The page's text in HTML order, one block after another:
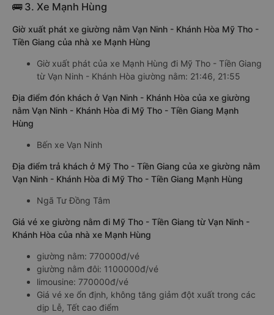
🚌 3. Xe Mạnh Hùng
Giờ xuất phát xe giường nằm Vạn Ninh - Khánh Hòa Mỹ Tho -
Tiền Giang của nhà xe Mạnh Hùng
Giờ xuất phát của xe Mạnh Hùng đi Mỹ Tho - Tiền Giang
từ Vạn Ninh - Khánh Hòa giường nằm: 21:46, 21:55
Địa điểm đón khách ở Vạn Ninh - Khánh Hòa của xe giường
nằm Vạn Ninh - Khánh Hòa đi Mỹ Tho - Tiền Giang Mạnh
Hùng
Bến xe Vạn Ninh
Địa điểm trả khách ở Mỹ Tho - Tiền Giang của xe giường nằm
Vạn Ninh - Khánh Hòa đi Mỹ Tho - Tiền Giang Mạnh Hùng
Ngã Tư Đồng Tâm
Giá vé xe giường nằm đi Mỹ Tho - Tiền Giang từ Vạn Ninh -
Khánh Hòa của nhà xe Mạnh Hùng
giường nằm: 770000đ/vé
giường nằm đôi: 1100000đ/vé
limousine: 770000đ/vé
Giá vé xe ổn định, không tăng giảm đột xuất trong các
dịp Lễ, Tết cao điểm